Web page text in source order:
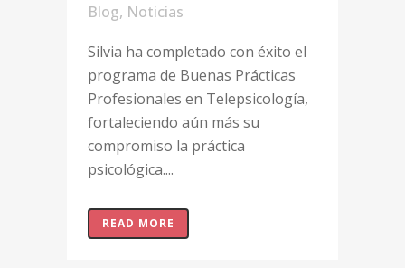
Blog, Noticias
Silvia ha completado con éxito el
programa de Buenas Prácticas
Profesionales en Telepsicología,
fortaleciendo aún más su
compromiso la práctica
psicológica....
READ MORE